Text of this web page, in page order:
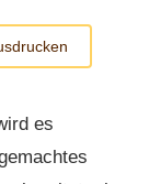
es